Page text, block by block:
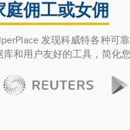
佣工或女佣
发现科威特各种可
和用户友好的工具，简化